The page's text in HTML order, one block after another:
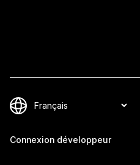
Connexion développeur